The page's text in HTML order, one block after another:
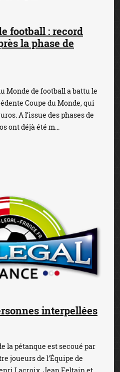
football : record
la phase de
Monde de football a battu le
Coupe du Monde, qui
A l’issue des phases de
ont déjà été m...
interpellées
la pétanque est secoué par
joueurs de l’Équipe de